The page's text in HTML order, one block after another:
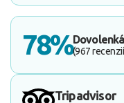
78%(967
Tripadvisor